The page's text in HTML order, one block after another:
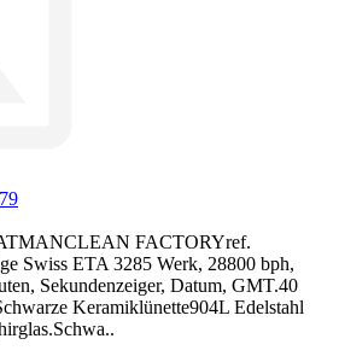
FACTORYref.
Swiss ETA 3285 Werk, 28800 bph,
Sekundenzeiger, Datum, GMT.40
Keramiklünette904L Edelstahl